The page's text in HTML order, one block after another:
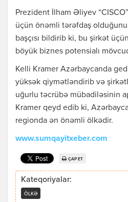
Prezident İlham Əliyev
üçün önəmli tərəfdaş
başçısı bildirib ki, bu şirkət
böyük biznes potensialı
Kelli Kramer Azərbaycanda
yüksək qiymətləndirib və
uğurlu təcrübə mübadiləsinin
Kramer qeyd edib ki,
regionda ən önəmli ölkədir.
www.sumqayitxeber.com
ÇAP ET
Kateqoriyalar:
ÖLKƏ